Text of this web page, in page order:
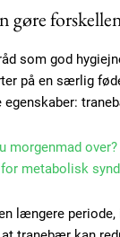
access
gøre
som god
på en særlig
morgenmad
metabolisk
længere